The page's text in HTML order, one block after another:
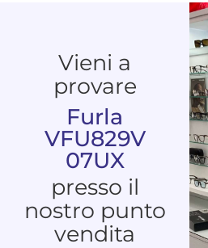
Vieni a
provare
Furla
VFU829V
07UX
presso il
nostro punto
vendita